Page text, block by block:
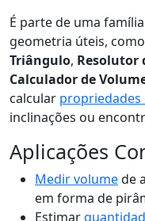
É parte de uma
geometria úteis,
Triângulo, Resolutor
Calculador de
calcular
inclinações ou
Aplicações
Medir volumede
em forma de
Estimar